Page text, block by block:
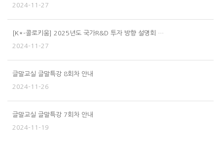
2024-11-27
[K*-콜로키움] 2025년도 국가R&D 투자 방향 설명회 …
2024-11-27
글말교실 글말특강 8회차 안내
2024-11-26
글말교실 글말특강 7회차 안내
2024-11-19